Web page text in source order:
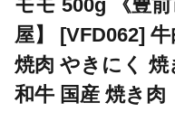
モモ 500g 《豊
屋】 [VFD062]
焼肉 やきにく
和牛 国産 焼き肉